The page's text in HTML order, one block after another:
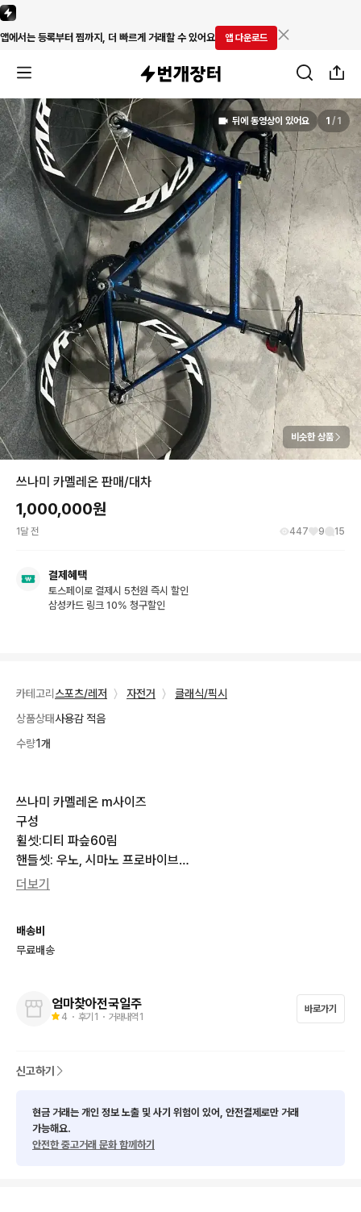
앱에서는 등록부터 찜까지, 더 빠르게 거래할 수 있어요 앱 다운로드
뒤에 동영상이 있어요 1 / 1
비슷한 상품
쓰나미 카멜레온 판매/대차
1,000,000원
1달 전 447 9 15
결제혜택
토스페이로 결제시 5천원 즉시 할인
삼성카드 링크 10% 청구할인
카테고리 스포츠/레저 〉 자전거 〉
클래식/픽시
상품상태사용감 적음
수량1개
쓰나미 카멜레온 m사이즈
구성
휠셋:디티 파슾60림
핸들셋: 우노, 시마노 프로바이브
크셋:옴니움,즈레이크 경량 체인링
추금 추물 보유중이고 대차 픽시 로드 극선호하나 전부다 봅니다
다  찔러주세요
판매80
대차가100
더보기
배송비
무료배송
엄마찾아전국일주
4 ・ 후기 1 ・ 거래내역 1
바로가기
신고하기
현금 거래는 개인 정보 노출 및 사기 위험이 있어, 안전결제로만 거래
가능해요.
안전한 중고거래 문화 함께하기